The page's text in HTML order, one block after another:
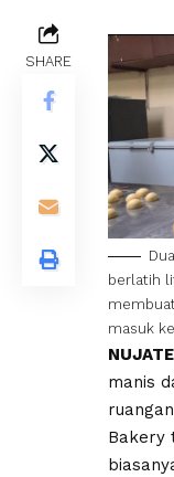
SHARE
berlatih
masuk
manis
Bakery